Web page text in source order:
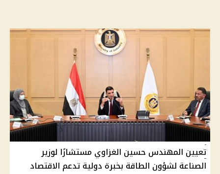
تعيين المهندس حسين الغزاوي مستشارًا لوزير
الصناعة لشؤون الطاقة بخبرة دولية تدعم الاقتصاد